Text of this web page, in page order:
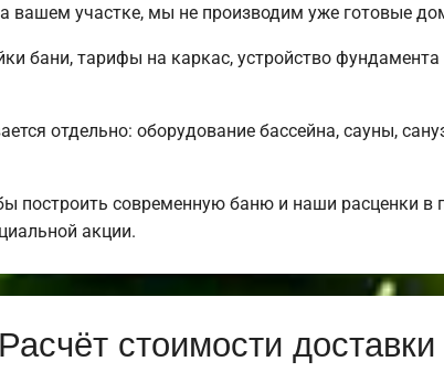
вашем участке, мы не производим уже готовые
бани, тарифы на каркас, устройство
отдельно: оборудование бассейна, сауны,
построить современную баню и наши расценки в
акции.
Расчёт стоимости доставки